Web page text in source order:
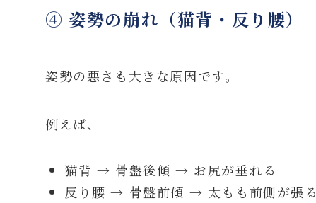
④ 姿勢の崩れ（猫背・反り腰）
姿勢の悪さも大きな原因です。
例えば、
猫背 → 骨盤後傾 → お尻が垂れる
反り腰 → 骨盤前傾 → 太もも前側が張る